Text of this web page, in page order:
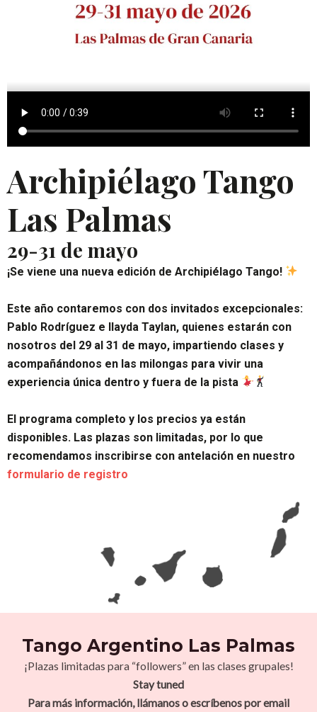
Archipiélago Tango
Las Palmas
29-31 de mayo
¡Se viene una nueva edición de Archipiélago Tango!
Este año contaremos con dos invitados excepcionales:
Pablo Rodríguez e Ilayda Taylan, quienes estarán con
nosotros del 29 al 31 de mayo, impartiendo clases y
acompañándonos en las milongas para vivir una
experiencia única dentro y fuera de la pista
El programa completo y los precios ya están
disponibles. Las plazas son limitadas, por lo que
recomendamos inscribirse con antelación en nuestro
formulario de registro
Tango Argentino Las Palmas
¡Plazas limitadas para “followers” en las clases grupales!
Stay tuned
Para más información, llámanos o escríbenos por email